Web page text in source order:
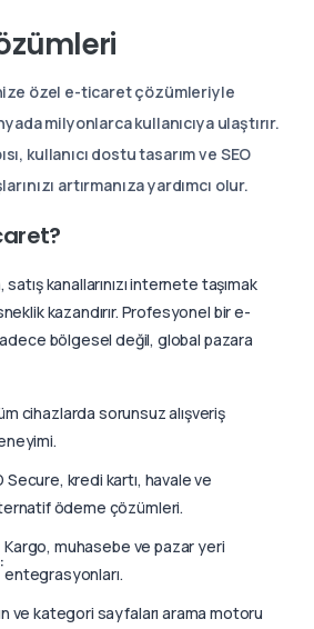
özel e-ticaret çözümleriyle
milyonlarca kullanıcıya ulaştırır.
kullanıcı dostu tasarım ve SEO
artırmanıza yardımcı olur.
kanallarınızı internete taşımak
kazandırır. Profesyonel bir e-
bölgesel değil, global pazara
cihazlarda sorunsuz alışveriş
Secure, kredi kartı, havale ve
ödeme çözümleri.
Kargo, muhasebe ve pazar yeri
entegrasyonları.
ve kategori sayfaları arama motoru